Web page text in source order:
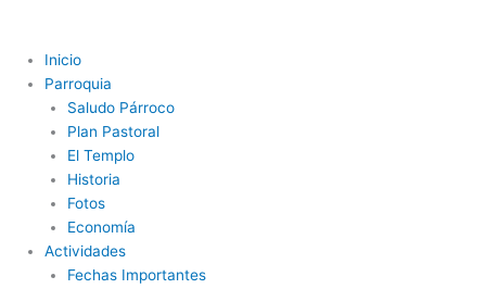
contenido
Inicio
Parroquia
Saludo Párroco
Plan Pastoral
El Templo
Historia
Fotos
Economía
Actividades
Fechas Importantes